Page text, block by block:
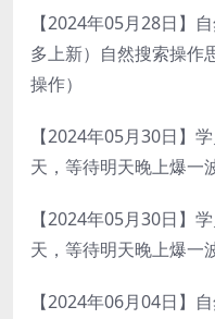
【2024年05月28日】
多上新）自然搜索操作
操作）
【2024年05月30日】
天，等待明天晚上爆一
【2024年05月30日】
天，等待明天晚上爆一
【2024年06月04日】